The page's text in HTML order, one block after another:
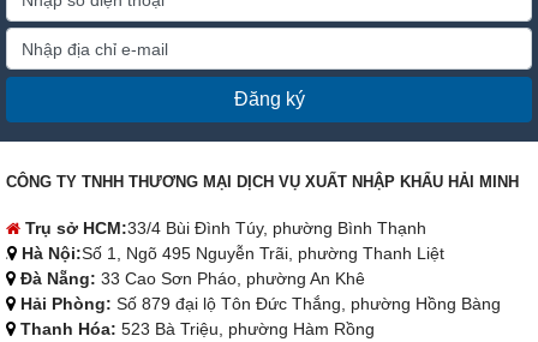
Đăng ký
CÔNG TY TNHH THƯƠNG MẠI DỊCH VỤ XUẤT NHẬP KHẨU HẢI MINH
Trụ sở HCM:33/4 Bùi Đình Túy, phường Bình Thạnh
Hà Nội:Số 1, Ngõ 495 Nguyễn Trãi, phường Thanh Liệt
Đà Nẵng: 33 Cao Sơn Pháo, phường An Khê
Hải Phòng: Số 879 đại lộ Tôn Đức Thắng, phường Hồng Bàng
Thanh Hóa: 523 Bà Triệu, phường Hàm Rồng